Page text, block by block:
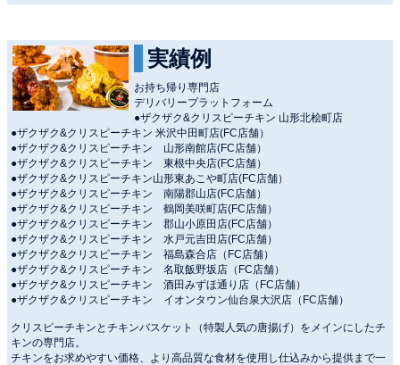
実績例
お持ち帰り専門店
デリバリープラットフォーム
●ザクザク&クリスピーチキン 山形北桧町店
●ザクザク&クリスピーチキン 米沢中田町店(FC店舗）
●ザクザク&クリスピーチキン 山形南館店(FC店舗）
●ザクザク&クリスピーチキン 東根中央店(FC店舗）
●ザクザク&クリスピーチキン山形東あこや町店(FC店舗）
●ザクザク&クリスピーチキン 南陽郡山店(FC店舗）
●ザクザク&クリスピーチキン 鶴岡美咲町店(FC店舗）
●ザクザク&クリスピーチキン 郡山小原田店(FC店舗）
●ザクザク&クリスピーチキン 水戸元吉田店(FC店舗）
●ザクザク&クリスピーチキン 福島森合店（FC店舗）
●ザクザク&クリスピーチキン 名取飯野坂店（FC店舗）
●ザクザク&クリスピーチキン 酒田みずほ通り店（FC店舗）
●ザクザク&クリスピーチキン イオンタウン仙台泉大沢店（FC店舗）
クリスピーチキンとチキンバスケット（特製人気の唐揚げ）をメインにしたチ
キンの専門店。
チキンをお求めやすい価格、より高品質な食材を使用し仕込みから提供まで一